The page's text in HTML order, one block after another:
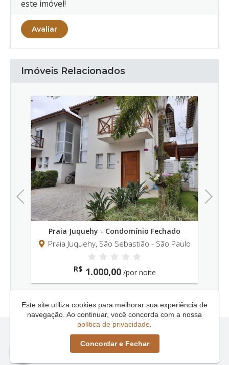
este imóvel!
Avaliar
Imóveis Relacionados
Previous
- São Paulo
Praia Engenho - Condomínio Fechado
Praia do Engenho, São Sebastião - São
Paulo
R$ 3.700,00/por noite
Next
Litoral Comfort | Locação de Imóveis de Alto Padrão |
Litoral Norte © - 2026 - Todos os direitos reservados
Este site utiliza cookies para melhorar sua experiência de
navegação. Ao continuar, você concorda com a nossa
política de privacidade
Concordar e Fechar